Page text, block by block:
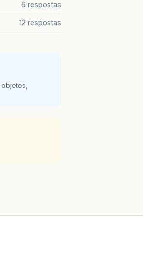
6 respostas
12 respostas